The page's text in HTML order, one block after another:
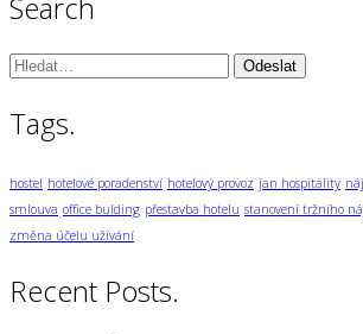
Vyhledávání:
Tags.
hostel hotelové poradenství hotelový provoz jan hospitality
smlouva office bulding přestavba hotelu stanovení tržního
změna účelu užívání
Recent Posts.